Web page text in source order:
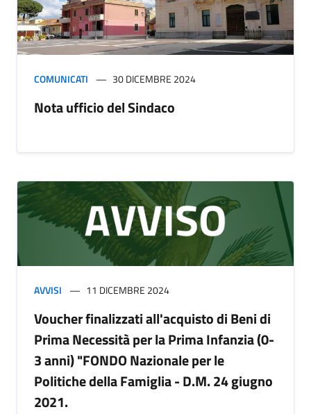
COMUNICATI 30 DICEMBRE 2024
Nota ufficio del Sindaco
AVVISI 11 DICEMBRE 2024
Voucher finalizzati all'acquisto di Beni di
Prima Necessità per la Prima Infanzia (0-
3 anni) "FONDO Nazionale per le
Politiche della Famiglia - D.M. 24 giugno
2021.